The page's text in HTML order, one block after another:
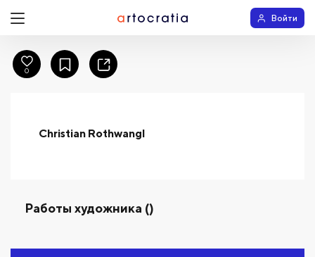
Войти
Christian Rothwangl
Работы художника ()
0